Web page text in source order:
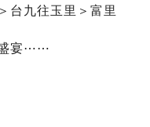
台九往玉里＞富里
盛宴⋯⋯